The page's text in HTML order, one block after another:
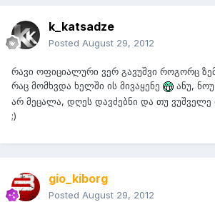
k_katsadze
Posted August 29, 2012
რავი ოფიციალური ვერ გავუშვი როგორც
რაც მომხვდა ხელში ის მივაყენე
ანუ,
არ მეცალა, დღეს დავძებნი და თუ
;)
gio_kiborg
Posted August 29, 2012